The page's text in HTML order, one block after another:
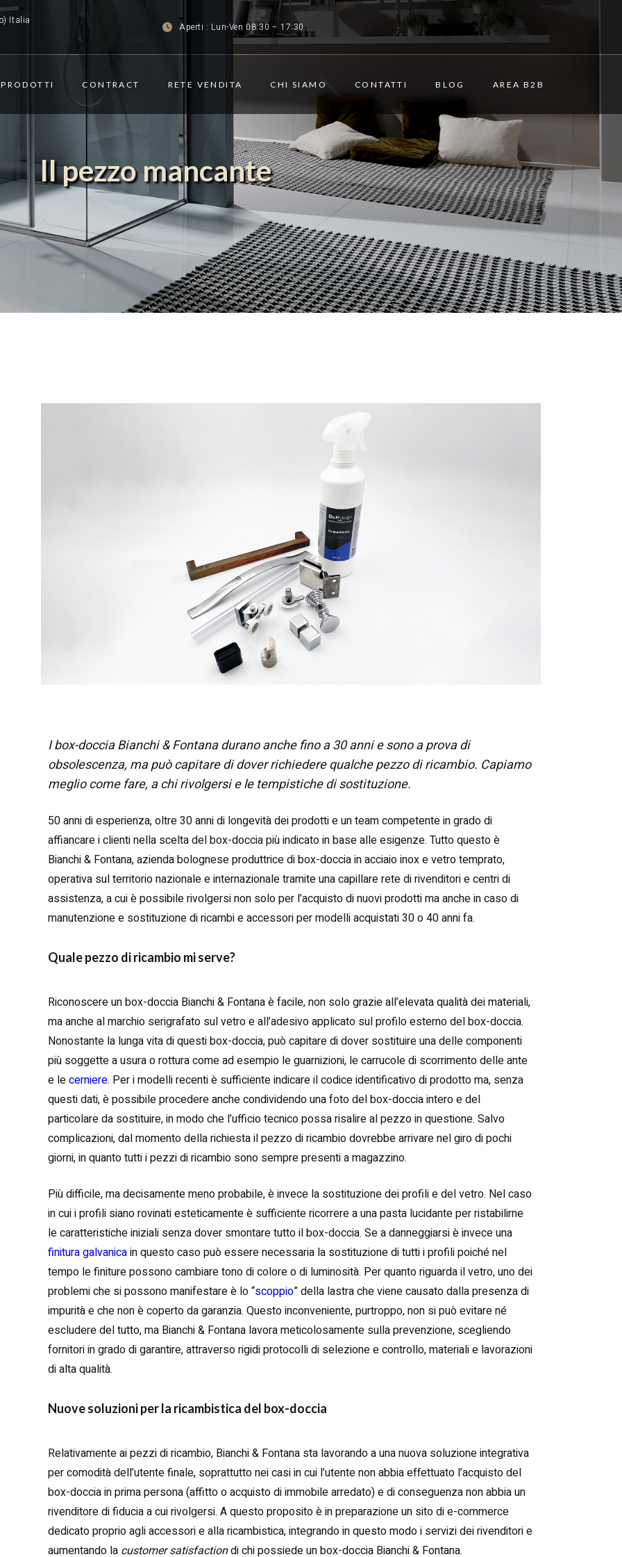
Italia
Aperti : Lun-Ven 08:30 – 17:30
PRODOTTI CONTRACT RETE VENDITA CHI SIAMO CONTATTI BLOG AREA B2B
Il pezzo mancante
I box-doccia Bianchi & Fontana durano anche fino a 30 anni e sono a prova di
obsolescenza, ma può capitare di dover richiedere qualche pezzo di ricambio. Capiamo
meglio come fare, a chi rivolgersi e le tempistiche di sostituzione.
50 anni di esperienza, oltre 30 anni di longevità dei prodotti e un team competente in grado di
affiancare i clienti nella scelta del box-doccia più indicato in base alle esigenze. Tutto questo è
Bianchi & Fontana, azienda bolognese produttrice di box-doccia in acciaio inox e vetro temprato,
operativa sul territorio nazionale e internazionale tramite una capillare rete di rivenditori e centri di
assistenza, a cui è possibile rivolgersi non solo per l’acquisto di nuovi prodotti ma anche in caso di
manutenzione e sostituzione di ricambi e accessori per modelli acquistati 30 o 40 anni fa.
Quale pezzo di ricambio mi serve?
Riconoscere un box-doccia Bianchi & Fontana è facile, non solo grazie all’elevata qualità dei materiali,
ma anche al marchio serigrafato sul vetro e all’adesivo applicato sul profilo esterno del box-doccia.
Nonostante la lunga vita di questi box-doccia, può capitare di dover sostituire una delle componenti
più soggette a usura o rottura come ad esempio le guarnizioni, le carrucole di scorrimento delle ante
e lecerniere. Per i modelli recenti è sufficiente indicare il codice identificativo di prodotto ma, senza
questi dati, è possibile procedere anche condividendo una foto del box-doccia intero e del
particolare da sostituire, in modo che l’ufficio tecnico possa risalire al pezzo in questione. Salvo
complicazioni, dal momento della richiesta il pezzo di ricambio dovrebbe arrivare nel giro di pochi
giorni, in quanto tutti i pezzi di ricambio sono sempre presenti a magazzino.
Più difficile, ma decisamente meno probabile, è invece la sostituzione dei profili e del vetro. Nel caso
in cui i profili siano rovinati esteticamente è sufficiente ricorrere a una pasta lucidante per ristabilirne
le caratteristiche iniziali senza dover smontare tutto il box-doccia. Se a danneggiarsi è invece una
finitura galvanicain questo caso può essere necessaria la sostituzione di tutti i profili poiché nel
tempo le finiture possono cambiare tono di colore o di luminosità. Per quanto riguarda il vetro, uno dei
problemi che si possono manifestare è lo “scoppio” della lastra che viene causato dalla presenza di
impurità e che non è coperto da garanzia. Questo inconveniente, purtroppo, non si può evitare né
escludere del tutto, ma Bianchi & Fontana lavora meticolosamente sulla prevenzione, scegliendo
fornitori in grado di garantire, attraverso rigidi protocolli di selezione e controllo, materiali e lavorazioni
di alta qualità.
Nuove soluzioni per la ricambistica del box-doccia
Relativamente ai pezzi di ricambio, Bianchi & Fontana sta lavorando a una nuova soluzione integrativa
per comodità dell’utente finale, soprattutto nei casi in cui l’utente non abbia effettuato l’acquisto del
box-doccia in prima persona (affitto o acquisto di immobile arredato) e di conseguenza non abbia un
rivenditore di fiducia a cui rivolgersi. A questo proposito è in preparazione un sito di e-commerce
dedicato proprio agli accessori e alla ricambistica, integrando in questo modo i servizi dei rivenditori e
aumentando la customer satisfactiondi chi possiede un box-doccia Bianchi & Fontana.